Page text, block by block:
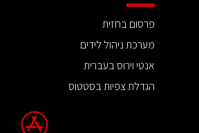
פרסום בחזית
מערכת ניהול לידים
אנטי וירוס בעברית
הגדלת צפיות בסטטוס